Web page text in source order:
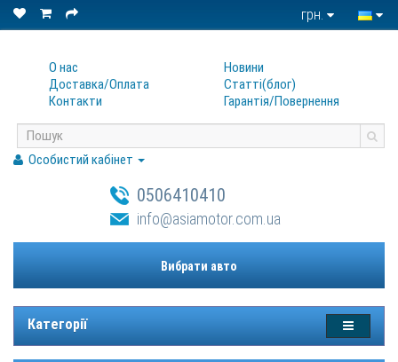
грн.
О нас
Доставка/Оплата
Контакти
Новини
Статтi(блог)
Гарантiя/Повернення
Особистий кабінет
0506410410
info@asiamotor.com.ua
Вибрати авто
Категорії